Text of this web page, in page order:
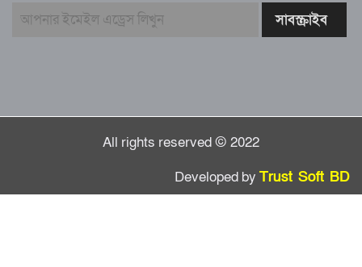
স্মরণ সভায় মিলাদ ও দোয়া
All rights reserved © 2022
Developed by Trust Soft BD